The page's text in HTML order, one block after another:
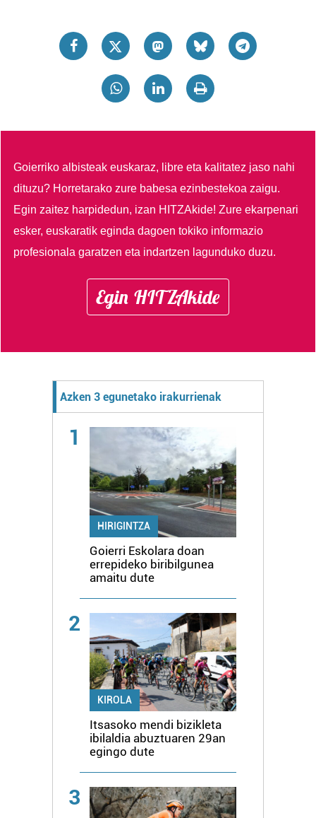
Goierriko albisteak euskaraz, libre eta kalitatez jaso nahi
dituzu? Horretarako zure babesa ezinbestekoa zaigu.
Egin zaitez harpidedun, izan HITZAkide!Zure ekarpenari
esker, euskaratik eginda dagoen tokiko informazio
profesionala garatzen eta indartzen lagunduko duzu.
Egin HITZAkide
Azken 3 egunetako irakurrienak
1
HIRIGINTZA
Goierri Eskolara doan
errepideko biribilgunea
amaitu dute
2
KIROLA
Itsasoko mendi bizikleta
ibilaldia abuztuaren 29an
egingo dute
3